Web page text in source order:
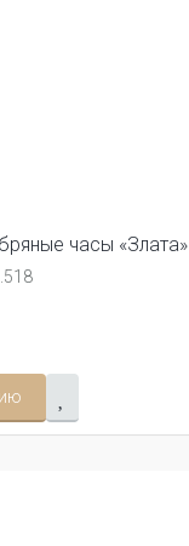
часы «Злата»